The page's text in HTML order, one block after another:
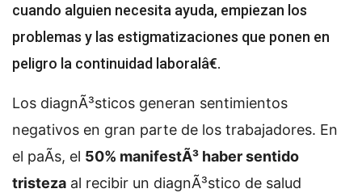
cuando alguien necesita ayuda, empiezan los
problemas y las estigmatizaciones que ponen en
peligro la continuidad laboralâ€.
Los diagnÃ³sticos generan sentimientos
negativos en gran parte de los trabajadores. En
el paÃ­s, el 50% manifestÃ³ haber sentido
tristeza al recibir un diagnÃ³stico de salud